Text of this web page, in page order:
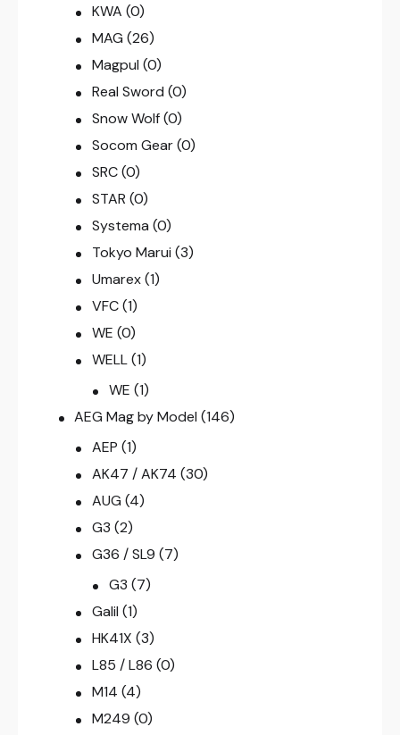
KWA (0)
MAG (26)
Magpul (0)
Real Sword (0)
Snow Wolf (0)
Socom Gear (0)
SRC (0)
STAR (0)
Systema (0)
Tokyo Marui (3)
Umarex (1)
VFC (1)
WE (0)
WELL (1)
WE (1)
AEG Mag by Model (146)
AEP (1)
AK47 / AK74 (30)
AUG (4)
G3 (2)
G36 / SL9 (7)
G3 (7)
Galil (1)
HK41X (3)
L85 / L86 (0)
M14 (4)
M249 (0)